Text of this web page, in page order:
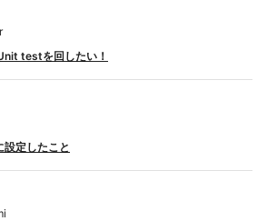
testを回したい！
定したこと